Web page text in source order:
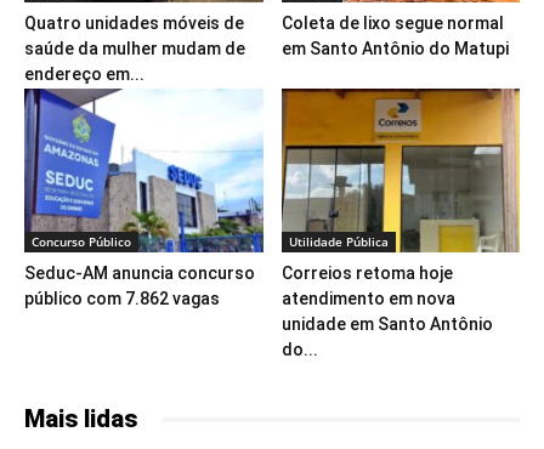
Quatro unidades móveis de
saúde da mulher mudam de
endereço em...
Coleta de lixo segue normal
em Santo Antônio do Matupi
Concurso Público
Seduc-AM anuncia concurso
público com 7.862 vagas
Utilidade Pública
Correios retoma hoje
atendimento em nova
unidade em Santo Antônio
do...
Mais lidas